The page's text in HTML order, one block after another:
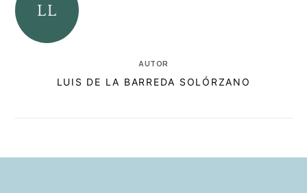
AUTOR
LUIS DE LA BARREDA SOLÓRZANO